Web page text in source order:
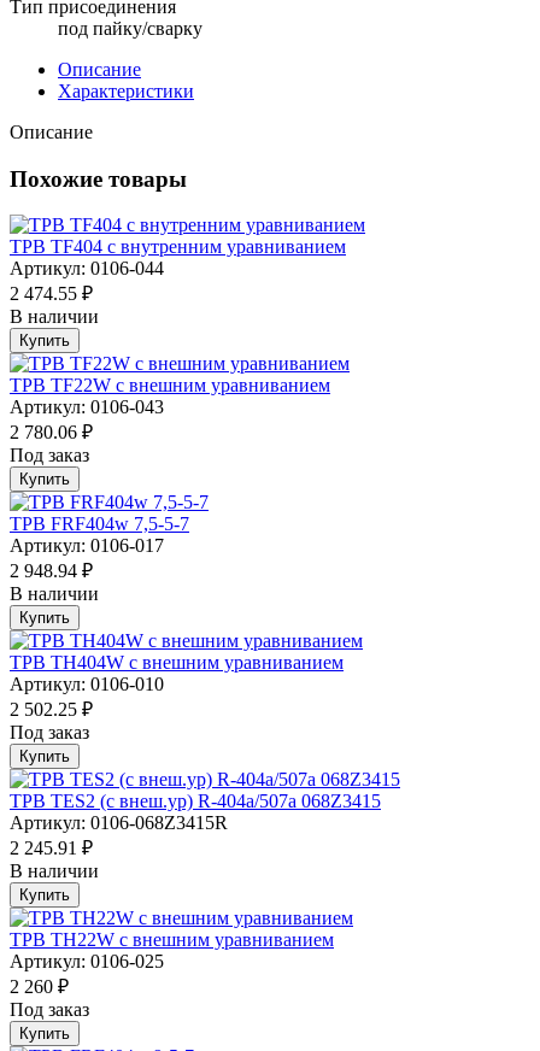
Тип присоединения
под пайку/сварку
Описание
Характеристики
Описание
Похожие товары
ТРВ TF404 с внутренним уравниванием
Артикул: 0106-044
2 474.55 ₽
В наличии
Купить
ТРВ TF22W с внешним уравниванием
Артикул: 0106-043
2 780.06 ₽
Под заказ
Купить
ТРВ FRF404w 7,5-5-7
Артикул: 0106-017
2 948.94 ₽
В наличии
Купить
ТРВ TH404W с внешним уравниванием
Артикул: 0106-010
2 502.25 ₽
Под заказ
Купить
ТРВ TES2 (с внеш.ур) R-404a/507а 068Z3415
Артикул: 0106-068Z3415R
2 245.91 ₽
В наличии
Купить
ТРВ TH22W с внешним уравниванием
Артикул: 0106-025
2 260 ₽
Под заказ
Купить